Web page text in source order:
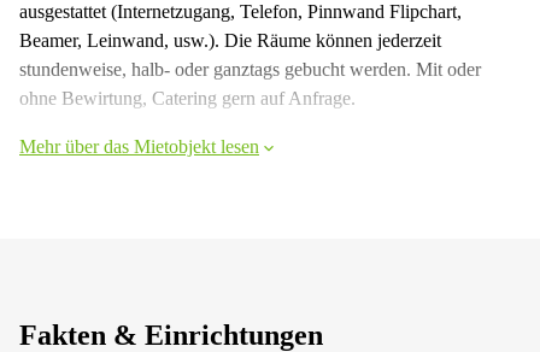
ausgestattet (Internetzugang, Telefon, Pinnwand Flipchart,
Beamer, Leinwand, usw.). Die Räume können jederzeit
stundenweise, halb- oder ganztags gebucht werden. Mit oder
ohne Bewirtung, Catering gern auf Anfrage.
Mehr über das Mietobjekt lesen
Fakten & Einrichtungen